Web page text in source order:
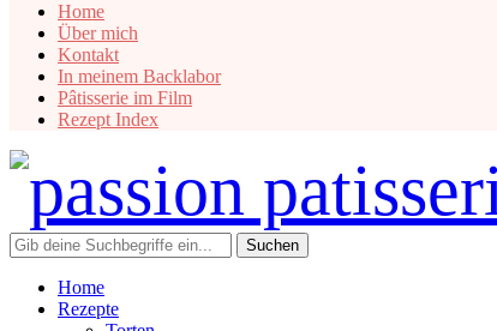
Home
Über mich
Kontakt
In meinem Backlabor
Pâtisserie im Film
Rezept Index
Home
Rezepte